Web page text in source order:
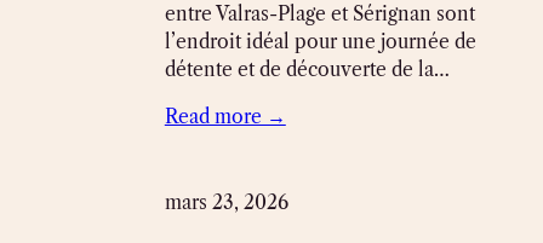
entre Valras-Plage et Sérignan sont
l’endroit idéal pour une journée de
détente et de découverte de la…
Read more →
mars 23, 2026